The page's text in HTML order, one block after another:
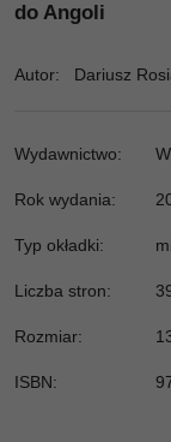
do Angoli
Autor: Dariusz
Wydawnictwo:
Rok wydania:
Typ okładki:
Liczba stron:
Rozmiar:
ISBN: